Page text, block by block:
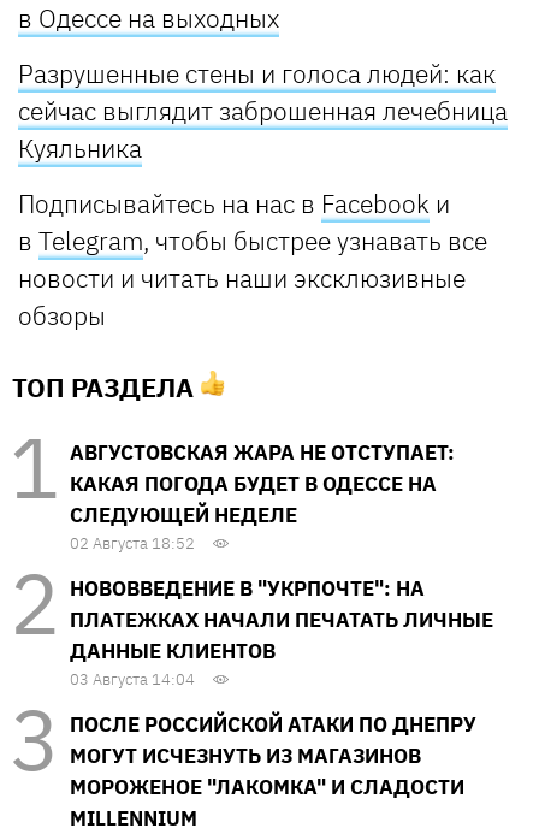
в Одессе на выходных
Разрушенные стены и голоса людей: как
сейчас выглядит заброшенная лечебница
Куяльника
Подписывайтесь на нас в Facebook и
в Telegram, чтобы быстрее узнавать все
новости и читать наши эксклюзивные
обзоры
ТОП РАЗДЕЛА
АВГУСТОВСКАЯ ЖАРА НЕ ОТСТУПАЕТ:
КАКАЯ ПОГОДА БУДЕТ В ОДЕССЕ НА
СЛЕДУЮЩЕЙ НЕДЕЛЕ
02 Августа 18:52
НОВОВВЕДЕНИЕ В "УКРПОЧТЕ": НА
ПЛАТЕЖКАХ НАЧАЛИ ПЕЧАТАТЬ ЛИЧНЫЕ
ДАННЫЕ КЛИЕНТОВ
03 Августа 14:04
ПОСЛЕ РОССИЙСКОЙ АТАКИ ПО ДНЕПРУ
МОГУТ ИСЧЕЗНУТЬ ИЗ МАГАЗИНОВ
МОРОЖЕНОЕ "ЛАКОМКА" И СЛАДОСТИ
MILLENNIUM